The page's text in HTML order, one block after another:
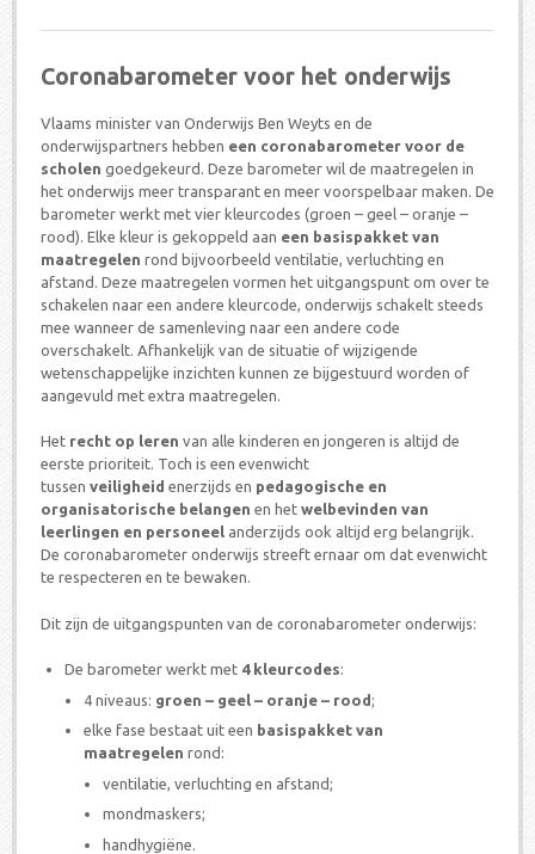
Coronabarometer voor het onderwijs
Vlaams minister van Onderwijs Ben Weyts en de
onderwijspartners hebben een coronabarometer voor de
scholen goedgekeurd. Deze barometer wil de maatregelen in
het onderwijs meer transparant en meer voorspelbaar maken. De
barometer werkt met vier kleurcodes (groen – geel – oranje –
rood). Elke kleur is gekoppeld aan een basispakket van
maatregelen rond bijvoorbeeld ventilatie, verluchting en
afstand. Deze maatregelen vormen het uitgangspunt om over te
schakelen naar een andere kleurcode, onderwijs schakelt steeds
mee wanneer de samenleving naar een andere code
overschakelt. Afhankelijk van de situatie of wijzigende
wetenschappelijke inzichten kunnen ze bijgestuurd worden of
aangevuld met extra maatregelen.
Het recht op leren van alle kinderen en jongeren is altijd de
eerste prioriteit. Toch is een evenwicht
tussen veiligheid enerzijds en pedagogische en
organisatorische belangen en het welbevinden van
leerlingen en personeel anderzijds ook altijd erg belangrijk.
De coronabarometer onderwijs streeft ernaar om dat evenwicht
te respecteren en te bewaken.
Dit zijn de uitgangspunten van de coronabarometer onderwijs:
De barometer werkt met 4 kleurcodes:
4 niveaus: groen – geel – oranje – rood;
elke fase bestaat uit een basispakket van
maatregelen rond:
ventilatie, verluchting en afstand;
mondmaskers;
handhygiëne.